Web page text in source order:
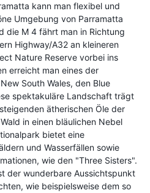
kann man flexibel und
Umgebung von Parramatta
die M 4 fährt man in Richtung
Highway/A32 an kleineren
Nature Reserve vorbei ins
erreicht man eines der
South Wales, den Blue
spektakuläre Landschaft trägt
ätherischen Öle der
in einen bläulichen Nebel
bietet eine
und Wasserfällen sowie
wie den "Three Sisters".
der wunderbare Aussichtspunkt
wie beispielsweise dem so